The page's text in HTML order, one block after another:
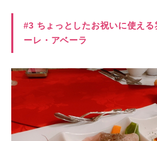
#3 ちょっとしたお祝いに使え
ーレ・アベーラ